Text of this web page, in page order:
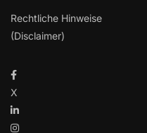
Rechtliche Hinweise
(Disclaimer)
X